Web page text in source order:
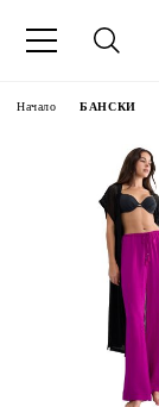
Начало БАНСКИ